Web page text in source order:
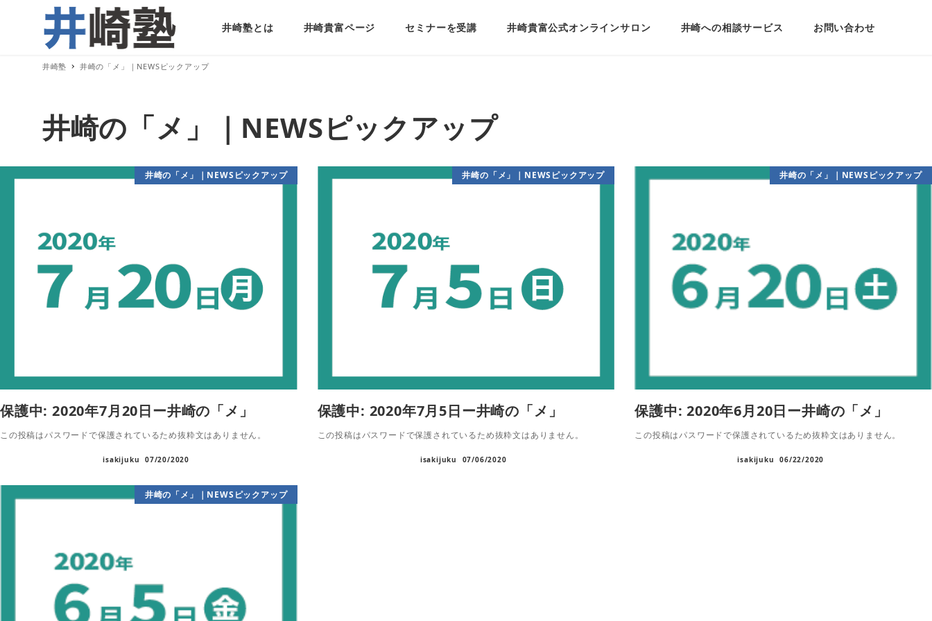
井崎塾とは 井崎貴富ページ セミナーを受講 井崎貴富公式オンラインサロン 井崎への相談サービス お問い合わせ
井崎塾 井崎の「メ」｜NEWSピックアップ
井崎の「メ」｜NEWSピックアップ
井崎の「メ」｜NEWSピックアップ
保護中: 2020年7月20日ー井崎の「メ」
この投稿はパスワードで保護されているため抜粋文はありません。
isakijuku 07/20/2020
井崎の「メ」｜NEWSピックアップ
保護中: 2020年7月5日ー井崎の「メ」
この投稿はパスワードで保護されているため抜粋文はありません。
isakijuku 07/06/2020
井崎の「メ」｜NEWSピックアップ
保護中: 2020年6月20日ー井崎の「メ」
この投稿はパスワードで保護されているため抜粋文はありません。
isakijuku 06/22/2020
井崎の「メ」｜NEWSピックアップ